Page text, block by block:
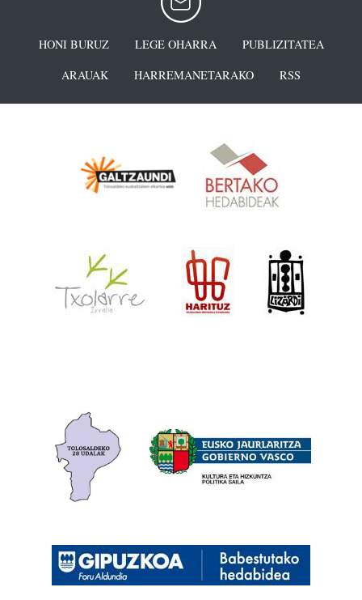
HONI BURUZ LEGE OHARRA
PUBLIZITATEA
ARAUAK
HARREMANETARAKO RSS